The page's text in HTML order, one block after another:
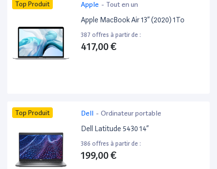
Top Produit Apple - Tout en un
Apple MacBook Air 13” (2020) 1To
387 offres à partir de :
417,00 €
Top Produit Dell - Ordinateur portable
Dell Latitude 5430 14”
386 offres à partir de :
199,00 €